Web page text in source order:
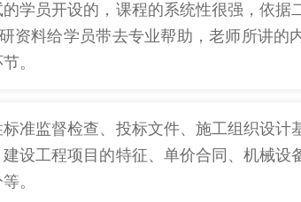
学员开设的，课程的系统性很强，依据
资料给学员带去专业帮助，老师所讲的
。
准监督检查、投标文件、施工组织设计
设工程项目的特征、单价合同、机械设
。